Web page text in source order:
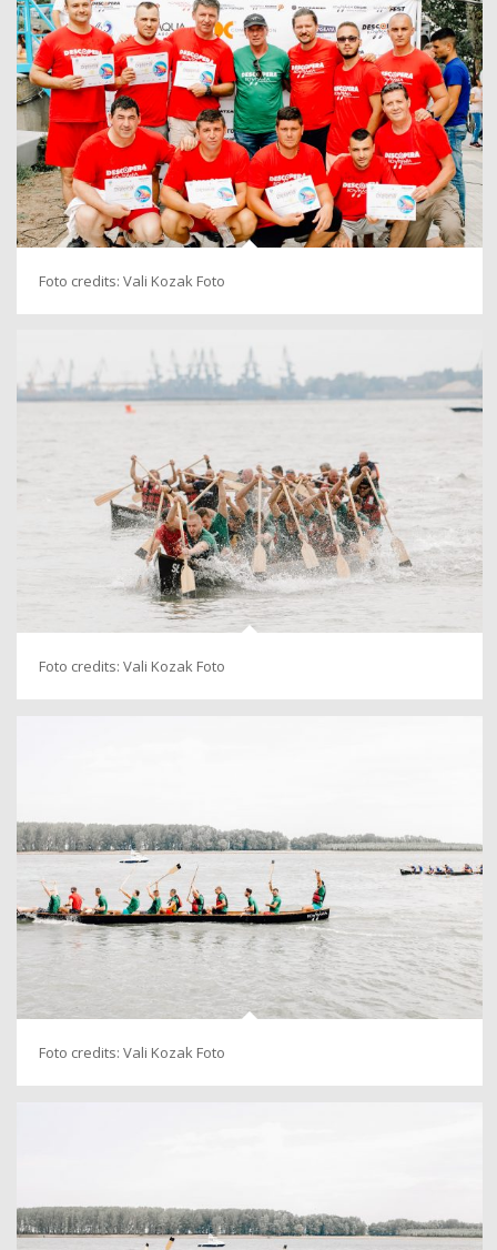
Foto credits: Vali Kozak Foto
Foto credits: Vali Kozak Foto
Foto credits: Vali Kozak Foto